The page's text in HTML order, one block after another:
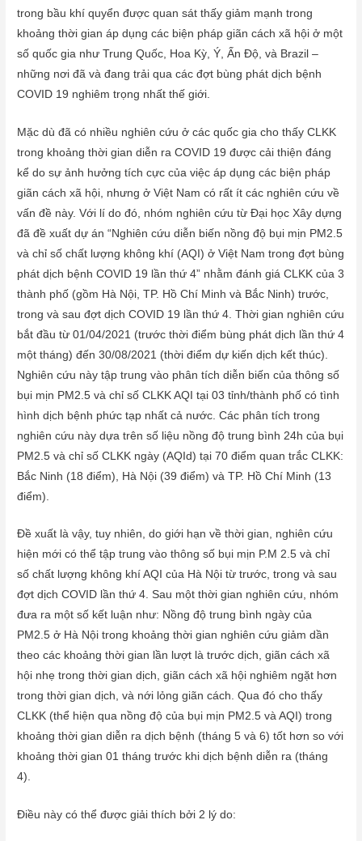
trong bầu khí quyển được quan sát thấy giảm mạnh trong
khoảng thời gian áp dụng các biện pháp giãn cách xã hội ở một
số quốc gia như Trung Quốc, Hoa Kỳ, Ý, Ấn Độ, và Brazil –
những nơi đã và đang trải qua các đợt bùng phát dịch bệnh
COVID 19 nghiêm trọng nhất thế giới.
Mặc dù đã có nhiều nghiên cứu ở các quốc gia cho thấy CLKK
trong khoảng thời gian diễn ra COVID 19 được cải thiện đáng
kể do sự ảnh hưởng tích cực của việc áp dụng các biện pháp
giãn cách xã hội, nhưng ở Việt Nam có rất ít các nghiên cứu về
vấn đề này. Với lí do đó, nhóm nghiên cứu từ Đại học Xây dựng
đã đề xuất dự án “Nghiên cứu diễn biến nồng độ bụi mịn PM2.5
và chỉ số chất lượng không khí (AQI) ở Việt Nam trong đợt bùng
phát dịch bệnh COVID 19 lần thứ 4” nhằm đánh giá CLKK của 3
thành phố (gồm Hà Nội, TP. Hồ Chí Minh và Bắc Ninh) trước,
trong và sau đợt dịch COVID 19 lần thứ 4. Thời gian nghiên cứu
bắt đầu từ 01/04/2021 (trước thời điểm bùng phát dịch lần thứ 4
một tháng) đến 30/08/2021 (thời điểm dự kiến dịch kết thúc).
Nghiên cứu này tập trung vào phân tích diễn biến của thông số
bụi mịn PM2.5 và chỉ số CLKK AQI tại 03 tỉnh/thành phố có tình
hình dịch bệnh phức tạp nhất cả nước. Các phân tích trong
nghiên cứu này dựa trên số liệu nồng độ trung bình 24h của bụi
PM2.5 và chỉ số CLKK ngày (AQId) tại 70 điểm quan trắc CLKK:
Bắc Ninh (18 điểm), Hà Nội (39 điểm) và TP. Hồ Chí Minh (13
điểm).
Đề xuất là vậy, tuy nhiên, do giới hạn về thời gian, nghiên cứu
hiện mới có thể tập trung vào thông số bụi mịn P.M 2.5 và chỉ
số chất lượng không khí AQI của Hà Nội từ trước, trong và sau
đợt dịch COVID lần thứ 4. Sau một thời gian nghiên cứu, nhóm
đưa ra một số kết luận như: Nồng độ trung bình ngày của
PM2.5 ở Hà Nội trong khoảng thời gian nghiên cứu giảm dần
theo các khoảng thời gian lần lượt là trước dịch, giãn cách xã
hội nhẹ trong thời gian dịch, giãn cách xã hội nghiêm ngặt hơn
trong thời gian dịch, và nới lỏng giãn cách. Qua đó cho thấy
CLKK (thể hiện qua nồng độ của bụi mịn PM2.5 và AQI) trong
khoảng thời gian diễn ra dịch bệnh (tháng 5 và 6) tốt hơn so với
khoảng thời gian 01 tháng trước khi dịch bệnh diễn ra (tháng
4).
Điều này có thể được giải thích bởi 2 lý do: